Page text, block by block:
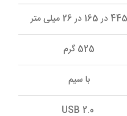
445 در 165 در 26 میلی متر
525 گرم
با سیم